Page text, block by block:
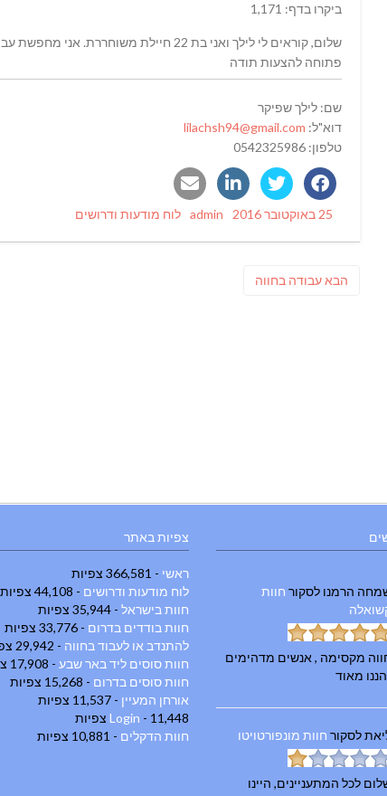
ביקרו בדף: 1,171
שלום, קוראים לי לילך ואני בת 22 חיילת משוחררת. אני מחפשת עבודה בחווה.
פתוחה להצעות תודה
שם: לילך שפיקר
דוא"ל:
טלפון: 0542325986
Posted
25 באוקטובר 2016 Author
admin
Categories
לוח מודעות ודרושים
הבאפוסט
עבודה בחווה
צפיות באתר
ראשי - 366,581 צפיות
לוח מודעות ודרושים - 44,108 צפיות
חוות בישראל - 35,944 צפיות
חוות בודדים בדרום - 33,776 צפיות
להתנדב או לעבוד בחווה - 29,942 צפיות
חוות סוסים ליד באר שבע - 17,908 צפיות
חוות סוסים בדרום - 15,268 צפיות
אורחן המעיין - 11,537 צפיות
Login - 11,448 צפיות
חוות הדקלים - 10,881 צפיות
הרמנו לסקור חוות
מקסימה , אנשים מדהימים
מאוד
לסקור חוות מונפורטויטו
לכל המתעניינים, היינו